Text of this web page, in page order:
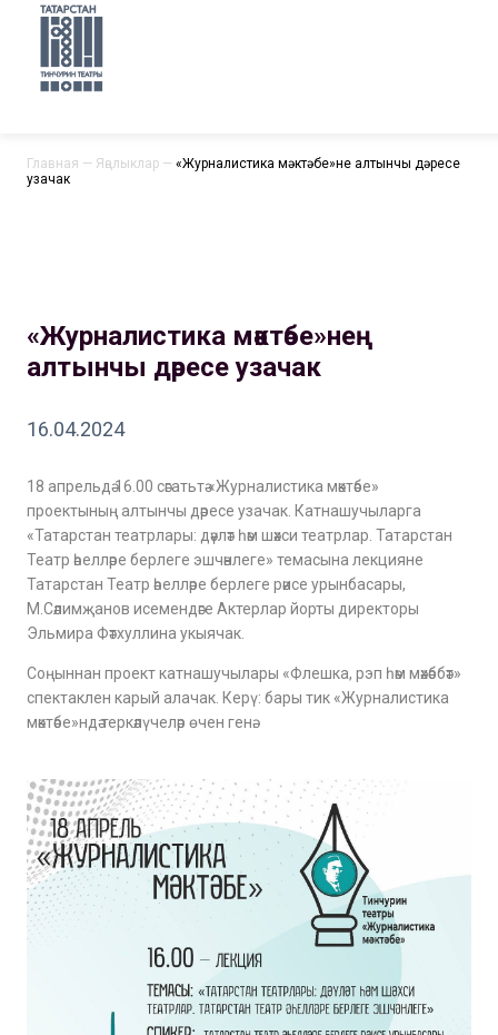
Главная — Яңалыклар — «Журналистика мәктәбе»нең алтынчы дәресе
узачак
«Журналистика мәктәбе»нең
алтынчы дәресе узачак
16.04.2024
18 апрельдә 16.00 сәгатьтә «Журналистика мәктәбе»
проектының алтынчы дәресе узачак. Катнашучыларга
«Татарстан театрлары: дәүләт һәм шәхси театрлар. Татарстан
Театр әһелләре берлеге эшчәнлеге» темасына лекцияне
Татарстан Театр әһелләре берлеге рәисе урынбасары,
М.Сәлимҗанов исемендәге Актерлар йорты директоры
Эльмира Фәтхуллина укыячак.
Соңыннан проект катнашучылары «Флешка, рэп һәм мәхәббәт»
спектаклен карый алачак. Керү: бары тик «Журналистика
мәктәбе»ндә теркәлүчеләр өчен генә.